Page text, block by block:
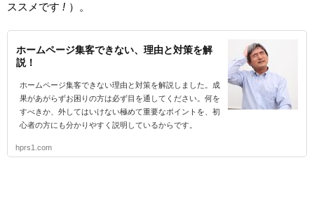
ススメです ! ）。
ホームページ集客できない、理由と対策を解
説！
ホームページ集客できない理由と対策を解説しました。成
果があがらずお困りの方は必ず目を通してください。何を
すべきか、外してはいけない極めて重要なポイントを、初
心者の方にも分かりやすく説明しているからです。
hprs1.com